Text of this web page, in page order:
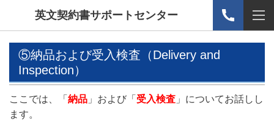
英文契約書サポートセンター
⑤納品および受入検査（Delivery and
Inspection）
ここでは、「 納品 」および「 受入検査 」についてお話しし
ます。